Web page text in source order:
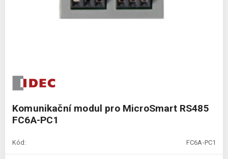
Komunikační modul pro MicroSmart RS485
FC6A-PC1
Kód: FC6A-PC1